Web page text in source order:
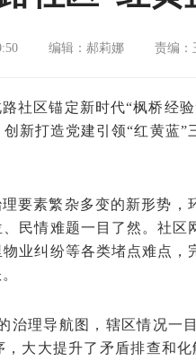
编辑：郝莉娜 责编：
社区锚定新时代“枫桥经
新打造党建引领“红黄蓝
要素繁杂多变的新形势
民情难题一目了然。社
业纠纷等各类堵点难点
治理导航图，辖区情况一
大大提升了矛盾排查和